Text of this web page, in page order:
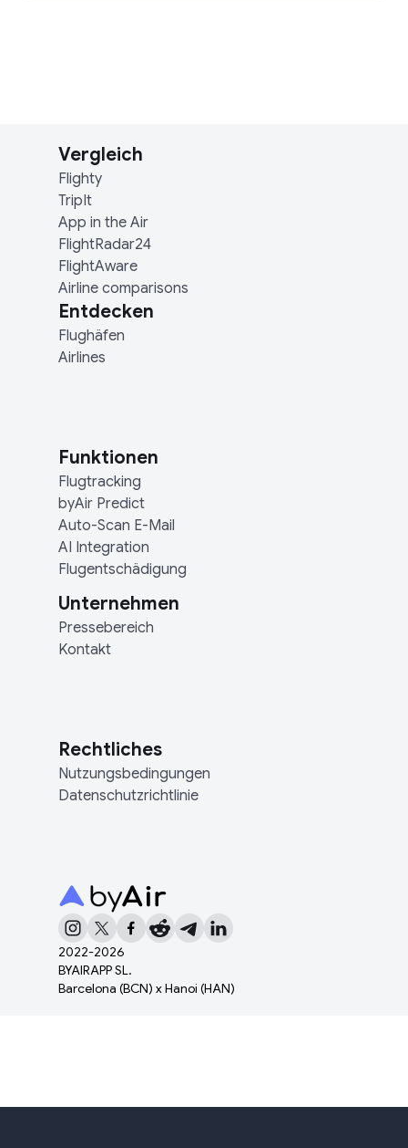
2022-2026
BYAIRAPP SL.
Barcelona (BCN) x Hanoi (HAN)
Vergleich
Flighty
TripIt
App in the Air
FlightRadar24
FlightAware
Airline comparisons
Entdecken
Flughäfen
Airlines
Funktionen
Flugtracking
byAir Predict
Auto-Scan E-Mail
AI Integration
Flugentschädigung
Unternehmen
Pressebereich
Kontakt
Rechtliches
Nutzungsbedingungen
Datenschutzrichtlinie